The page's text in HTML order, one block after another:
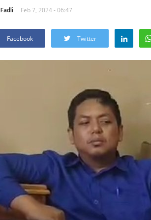
Fadli Feb 7, 2024 - 06:47
Facebook Twitter